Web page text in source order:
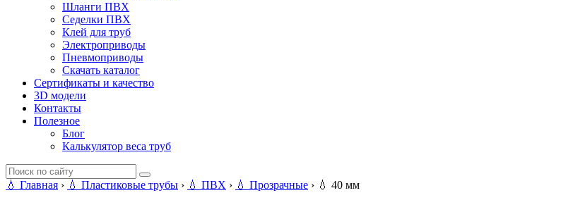
Шланги ПВХ
Седелки ПВХ
Клей для труб
Электроприводы
Пневмоприводы
Скачать каталог
Сертификаты и качество
3D модели
Контакты
Полезное
Блог
Калькулятор веса труб
💧 Главная › 💧 Пластиковые трубы › 💧 ПВХ › 💧 Прозрачные › 💧 40 мм